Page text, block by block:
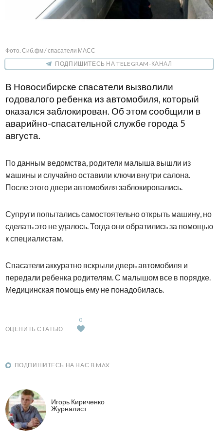
Фото: Сиб.фм / спасатели МАСС
ПОДПИШИТЕСЬ НА TELEGRAM-КАНАЛ
В Новосибирске спасатели вызволили
годовалого ребенка из автомобиля, который
оказался заблокирован. Об этом сообщили в
аварийно-спасательной службе города 5
августа.
По данным ведомства, родители малыша вышли из
машины и случайно оставили ключи внутри салона.
После этого двери автомобиля заблокировались.
Супруги попытались самостоятельно открыть машину, но
сделать это не удалось. Тогда они обратились за помощью
к специалистам.
Спасатели аккуратно вскрыли дверь автомобиля и
передали ребенка родителям. С малышом все в порядке.
Медицинская помощь ему не понадобилась.
ОЦЕНИТЬ СТАТЬЮ
0
ПОДПИШИТЕСЬ НА НАС В MAX
Игорь Кириченко
Журналист